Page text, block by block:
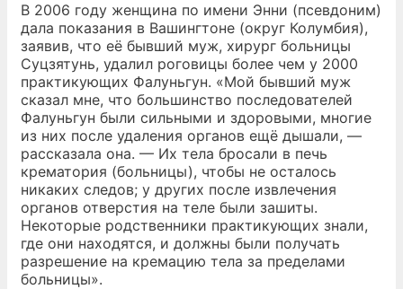
В 2006 году женщина по имени Энни (псевдоним)
дала показания в Вашингтоне (округ Колумбия),
заявив, что её бывший муж, хирург больницы
Суцзятунь, удалил роговицы более чем у 2000
практикующих Фалуньгун. «Мой бывший муж
сказал мне, что большинство последователей
Фалуньгун были сильными и здоровыми, многие
из них после удаления органов ещё дышали, —
рассказала она. — Их тела бросали в печь
крематория (больницы), чтобы не осталось
никаких следов; у других после извлечения
органов отверстия на теле были зашиты.
Некоторые родственники практикующих знали,
где они находятся, и должны были получать
разрешение на кремацию тела за пределами
больницы».